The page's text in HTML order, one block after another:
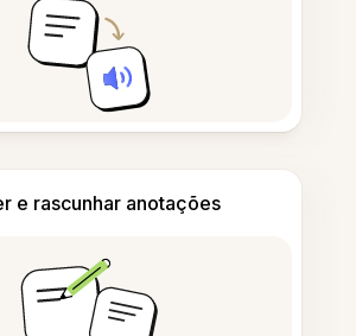
e rascunhar anotações